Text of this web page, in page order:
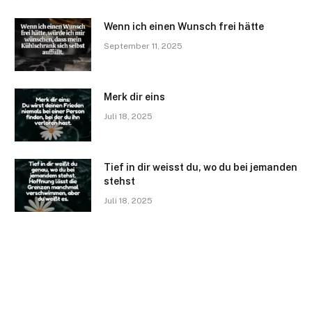
Wenn ich einen Wunsch frei hätte
September 11, 2025
Merk dir eins
Juli 18, 2025
Tief in dir weisst du, wo du bei jemanden
stehst
Juli 18, 2025